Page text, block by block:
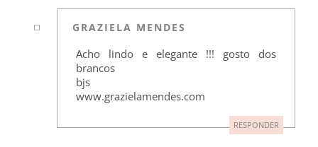
GRAZIELA MENDES
Acho lindo e elegante !!! gosto dos
brancos
bjs
www.grazielamendes.com
RESPONDER